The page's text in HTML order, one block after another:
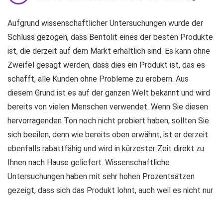
Aufgrund wissenschaftlicher Untersuchungen wurde der
Schluss gezogen, dass Bentolit eines der besten Produkte
ist, die derzeit auf dem Markt erhältlich sind. Es kann ohne
Zweifel gesagt werden, dass dies ein Produkt ist, das es
schafft, alle Kunden ohne Probleme zu erobern. Aus
diesem Grund ist es auf der ganzen Welt bekannt und wird
bereits von vielen Menschen verwendet. Wenn Sie diesen
hervorragenden Ton noch nicht probiert haben, sollten Sie
sich beeilen, denn wie bereits oben erwähnt, ist er derzeit
ebenfalls rabattfähig und wird in kürzester Zeit direkt zu
Ihnen nach Hause geliefert. Wissenschaftliche
Untersuchungen haben mit sehr hohen Prozentsätzen
gezeigt, dass sich das Produkt lohnt, auch weil es nicht nur